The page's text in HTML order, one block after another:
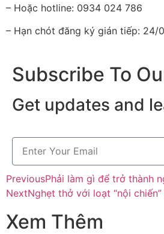
– Hoặc hotline: 0934 024 786
– Hạn chót đăng ký gián tiếp: 24/
Subscribe To
Get updates and
PreviousPhải làm gì để trở thành
NextNghẹt thở với loạt “nội
Xem Thêm